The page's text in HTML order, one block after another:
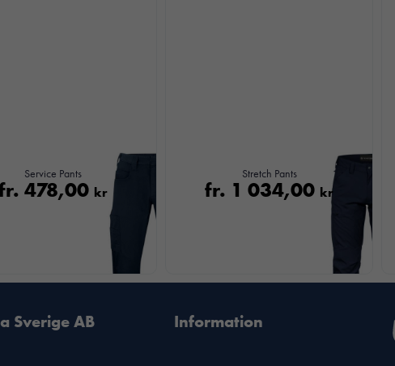
Service Pants
478,00 kr
Stretch Pants
fr. 1 034,00 kr
Sverige AB Information
Nödvändiga
Dessa kakor
går inte att
välja bort. De
behövs för att
hemsidan
över huvud
fungera.